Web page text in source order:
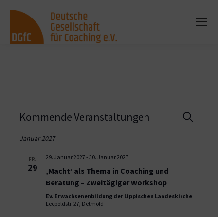
Suche
Kommende Veranstaltungen
Januar 2027
FR.
29
29. Januar 2027- 30. Januar 2027
‚Macht‘ als Thema in Coaching und
Beratung – Zweitägiger Workshop
Ev. Erwachsenenbildung der Lippischen Landeskirche
Leopoldstr. 27, Detmold